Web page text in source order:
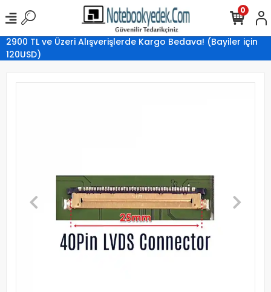
2900 TL ve Üzeri Alışverişlerde Kargo Bedava! (Bayiler için
120USD)
0